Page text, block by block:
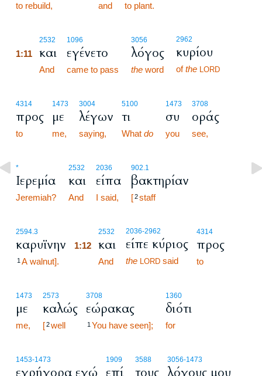
to rebuild, and to plant.
2532
1:11 και
And
1096
εγένετο
came to pass
3056
λόγος
the word
2962
κυρίου
ofthe LORD
4314
προς
to
1473
με
me,
3004
λέγων
saying,
5100
τι
What do
1473
συ
you
3708
οράς
see,
*
Ιερεμία
Jeremiah?
2532
και
And
2036
είπα
I said,
902.1
βακτηρίαν
[2staff
2594.3
καρυϊνην
1 A walnut].
2532
1:12 και
And
2036-2962
είπε κύριος
the LORD said
4314
προς
to
1473
με
me,
2573
καλώς
[2well
3708
εώρακας
1 You have seen];
1360
διότι
for
1453-1473 1909 3588 3056-1473